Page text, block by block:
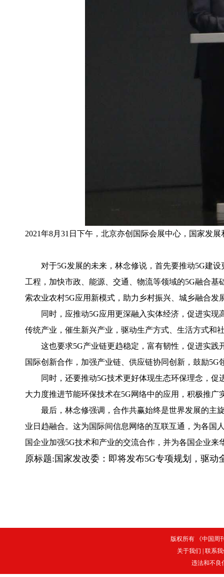
2021年8月31日下午，北京亦创国际会展中心，国家发
对于5G发展的未来，林念修说，首先要推动5G建设
工程，加快市政、能源、交通、物流等领域的5G融合
索农业农村5G应用新模式，助力乡村振兴、城乡融合发
同时，应推动5G应用更深融入实体经济，促进实现
传统产业，催生新兴产业，驱动生产方式、生活方式和
这也要求5G产业链更趋稳定，富有韧性，促进实践
国际创新合作，加强产业链、供应链协同创新，鼓励
同时，还要推动5G技术更好体现生态环保理念，促
大力度推进节能环保技术在5G网络中的应用，积极推
最后，林念修强调，合作共赢始终是世界发展的主
业日趋融合。这为国际间信息网络的互联互通，为各国
国企业加强5G技术和产业的交流合作，并为各国企业
原标题:国家发改委：即将发布5G专项规划，驱动
版权所有 《中国周
关于我们
联系
违法和不良